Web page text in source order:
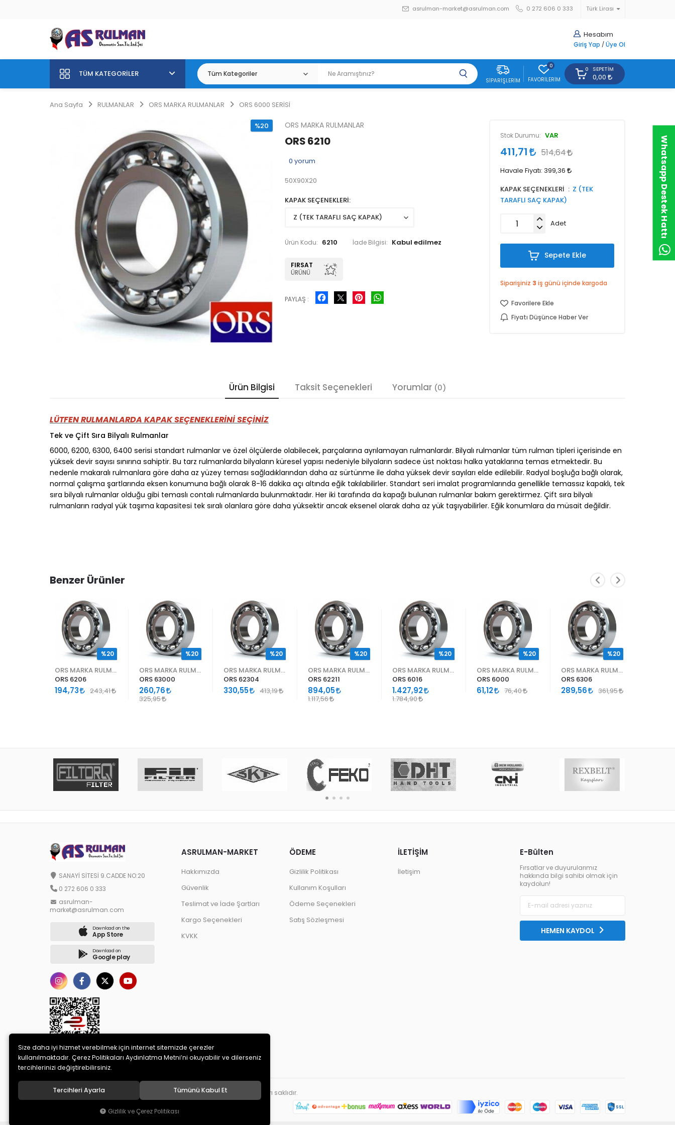
Türk Lirası
asrulman-market@asrulman.com 0 272 606 0 333
Hesabım
Giriş Yap / Üye Ol
TÜM KATEGORILER
SIPARIŞLERIM
0
FAVORILERIM
0 SEPETIM
0,00
Ana Sayfa RULMANLAR ORS MARKA RULMANLAR ORS 6000 SERİSİ
%20 ORS MARKA RULMANLAR
ORS 6210
0 yorum
50X90X20
KAPAK SEÇENEKLERİ
Ürün Kodu: 6210 İade Bilgisi:
FIRSAT
ÜRÜNÜ
PAYLAŞ :
Facebook Pinterest
Stok Durumu: VAR
411,71 514,64
Havale Fiyatı:399,36
KAPAK SEÇENEKLERİ
Z (TEK
TARAFLI SAÇ KAPAK)
Adet
Sepete Ekle
Siparişiniz 3 iş günü içinde kargoda
Favorilere Ekle
Fiyatı Düşünce Haber Ver
Ürün Bilgisi Taksit Seçenekleri Yorumlar (0)
LÜTFEN RULMANLARDA KAPAK SEÇENEKLERİNİ SEÇİNİZ
Tek ve Çift Sıra Bilyalı Rulmanlar
6000, 6200, 6300, 6400 serisi standart rulmanlar ve özel ölçülerde olabilecek, parçalarına ayrılamayan rulmanlardır. Bilyalı rulmanlar tüm rulman tipleri içerisinde en
yüksek devir sayısı sınırına sahiptir. Bu tarz rulmanlarda bilyaların küresel yapısı nedeniyle bilyaların sadece üst noktası halka yataklarına temas etmektedir. Bu
nedenle makaralı rulmanlara göre daha az yüzey teması sağladıklarından daha az sürtünme ile daha yüksek devir sayıları elde edilebilir. Radyal boşluğa bağlı olarak,
normal çalışma şartlarında eksen konumuna bağlı olarak 8-16 dakika açı altında eğik takılabilirler. Standart seri imalat programlarında genellikle temassız kapaklı, tek
sıra bilyalı rulmanlar olduğu gibi temaslı contalı rulmanlarda bulunmaktadır. Her iki tarafında da kapağı bulunan rulmanlar bakım gerektirmez. Çift sıra bilyalı
rulmanların radyal yük taşıma kapasitesi tek sıralı olanlara göre daha yüksektir ancak eksenel olarak daha az yük taşıyabilirler. Eğik konumlara da müsait değildir.
Benzer Ürünler
ORS 6206
194,73 243,41
%20
ORS 63000
260,76
325,95
%20
ORS 62304
330,55 413,19
%20
ORS 62211
894,05
1.117,56
%20
ORS 6016
1.427,92
1.784,90
%20
ORS 6000
61,12 76,40
%20
ORS 6306
289,56 361,95
%20
Whatsapp Destek Hattı
SANAYİ SİTESİ 9.CADDE NO:20
0 272 606 0 333
asrulman-
market@asrulman.com
Download on the
App Store
Download on
Google play
E-Bülten
Fırsatlar ve duyurularımız
hakkında bilgi sahibi olmak için
kaydolun!
HEMEN KAYDOL
ASRULMAN-MARKET
Hakkımızda
Güvenlik
Teslimat ve İade Şartları
Kargo Seçenekleri
KVKK
ÖDEME
Gizlilik Politikası
Kullanım Koşulları
Ödeme Seçenekleri
Satış Sözleşmesi
İLETİŞİM
İletişim
© 2020AS RULMAN OTOMOTİV SANAYİ TİCARET LİMİTED ŞİRKETİ . Tüm hakları saklıdır.
Size daha iyi hizmet verebilmek için internet sitemizde çerezler
kullanılmaktadır. Çerez Politikaları Aydınlatma Metni’ni okuyabilir ve dilerseniz
tercihlerinizi değiştirebilirsiniz.
Tercihleri Ayarla Tümünü Kabul Et
Gizlilik ve Çerez Politikası